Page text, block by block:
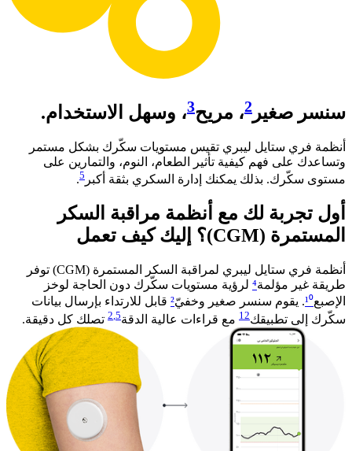
سنسر صغير 2، مريح3، وسهل الاستخدام.
أنظمة فري ستايل ليبري تقيس مستويات سكّرك بشكل مستمر
وتساعدك على فهم كيفية تأثير الطعام، النوم، والتمارين على
مستوى سكّرك. بذلك يمكنك إدارة السكري بثقة أكبر 5
. ​
أول تجربة لك مع أنظمة مراقبة السكر
المستمرة (CGM)؟ إليك كيف تعمل​
أنظمة فري ستايل ليبري لمراقبة السكر المستمرة (CGM) توفر
طريقة غير مؤلمة⁴ لرؤية مستويات سكّرك دون الحاجة لوخز
الإصبع¹⁰. يقوم سنسر صغير وخفيّ² قابل للارتداء بإرسال بيانات
سكّرك إلى تطبيقك12 مع قراءات عالية الدقة 2,5 تصلك كل دقيقة.​